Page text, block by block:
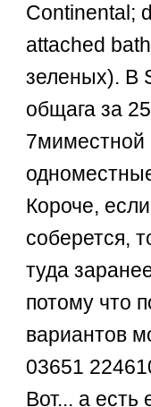
Continental;
attached
зеленых). В
общага за
7миместной
Короче,
соберется,
туда
потому что
вариантов
03651
Вот... а